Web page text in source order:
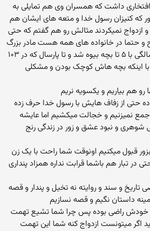
داشت که همسران وی هم تمایلی به
که کنیزان رسول خدا و متعه های ایشان هم
ازدواج نمیکردند مثالش رو هم گفتم که حتی
و حتما در خانواده های همه هست مادر بزرگ
مادری من در سن ۲۳ سالگی با ۵ تا بچه بیوه شد و تا پارسال که در ۱۰۳
اینکه بچه هاش کوچک بودن و مشکلی
رو هم بیاریم و یکسویه نریم
حتی از زفاف هایش با رسول خدا حرف زده
نمیزنیم و خجالت میکشیم اما عایشه
شوهری و نبود عشق و زور در زندگی رنج
بزور قبول میکنیم اونوقت شما راحت با یک زن
حتی در تبار هم باشما قرابت نداره همزاد پنداری
تاریخ و سند و روایته نه تخیل و پندار و قصه
داستان نگیم و قصه نسازیم
خودش راضی بوده پس چرا شما تشیع تهمت
اگر میتونست ازدواج کنه شما این تهمت